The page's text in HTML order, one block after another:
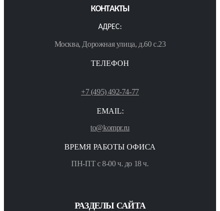
КОНТАКТЫ
АДРЕС:
Москва, Дорожная улица, д.60 с.23
ТЕЛЕФОН
+7 (495) 492-74-77
EMAIL:
to@kompr.ru
ВРЕМЯ РАБОТЫ ОФИСА
ПН-ПТ с 8-00 ч. до 18 ч.
РАЗДЕЛЫ САЙТА